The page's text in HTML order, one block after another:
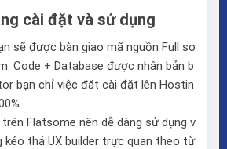
cài đặt và sử dụng
sẽ được bàn giao mã nguồn Full so
Code + Database được nhân bản b
bạn chỉ việc đăt cài đặt lên Hostin
trên Flatsome nên dễ dàng sử dụng v
kéo thả UX builder trực quan theo từ